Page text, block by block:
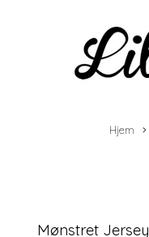
Hjem
Mønstret Jersey